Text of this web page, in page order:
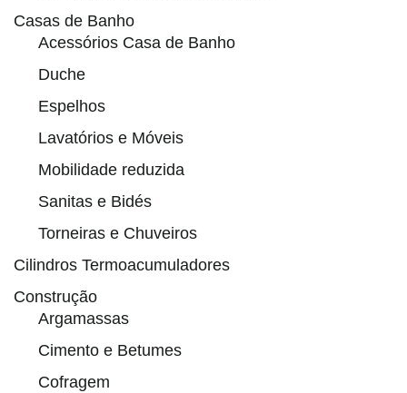
Casas de Banho
Acessórios Casa de Banho
Duche
Espelhos
Lavatórios e Móveis
Mobilidade reduzida
Sanitas e Bidés
Torneiras e Chuveiros
Cilindros Termoacumuladores
Construção
Argamassas
Cimento e Betumes
Cofragem